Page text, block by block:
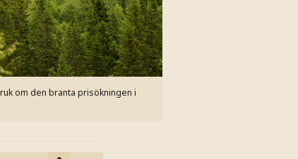
om den branta prisökningen i